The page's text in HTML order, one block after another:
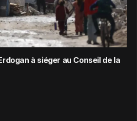
à siéger au Conseil de la